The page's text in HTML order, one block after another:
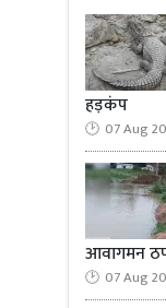
हड़कंप
07 Aug
आवागमन
07 Aug